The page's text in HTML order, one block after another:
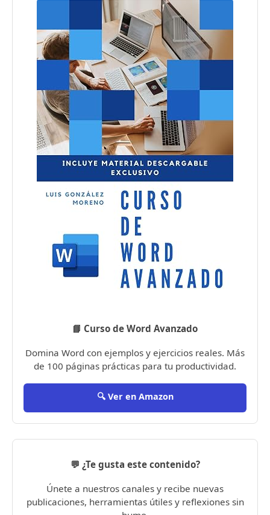
📘 Curso de Word Avanzado
Domina Word con ejemplos y ejercicios reales. Más
de 100 páginas prácticas para tu productividad.
🔍 Ver en Amazon
💬 ¿Te gusta este contenido?
Únete a nuestros canales y recibe nuevas
publicaciones, herramientas útiles y reflexiones sin